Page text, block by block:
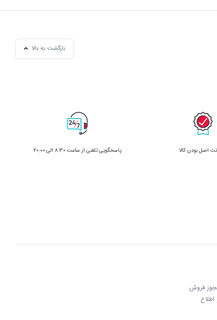
بازگشت به بالا
اصل بودن کالا پاسخگویی تلفنی از ساعت 8:30 الی 20:00
فروش
اطلاع